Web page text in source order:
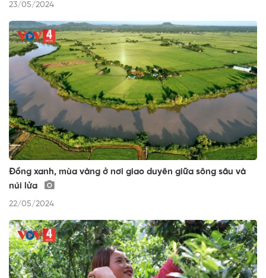
23/05/2024
Đồng xanh, mùa vàng ở nơi giao duyên giữa sông sâu và
núi lửa
22/05/2024